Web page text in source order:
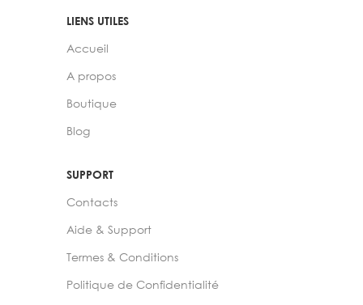
LIENS UTILES
Accueil
A propos
Boutique
Blog
SUPPORT
Contacts
Aide & Support
Termes & Conditions
Politique de Confidentialité